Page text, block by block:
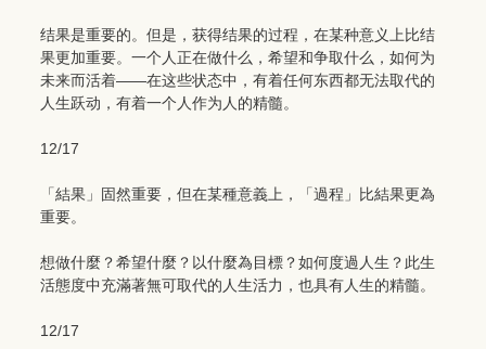
结果是重要的。但是，获得结果的过程，在某种意义上比结
果更加重要。一个人正在做什么，希望和争取什么，如何为
未来而活着——在这些状态中，有着任何东西都无法取代的
人生跃动，有着一个人作为人的精髓。
12/17
「結果」固然重要，但在某種意義上，「過程」比結果更為
重要。
想做什麼？希望什麼？以什麼為目標？如何度過人生？此生
活態度中充滿著無可取代的人生活力，也具有人生的精髓。
12/17